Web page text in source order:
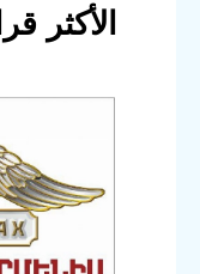
الأكثر